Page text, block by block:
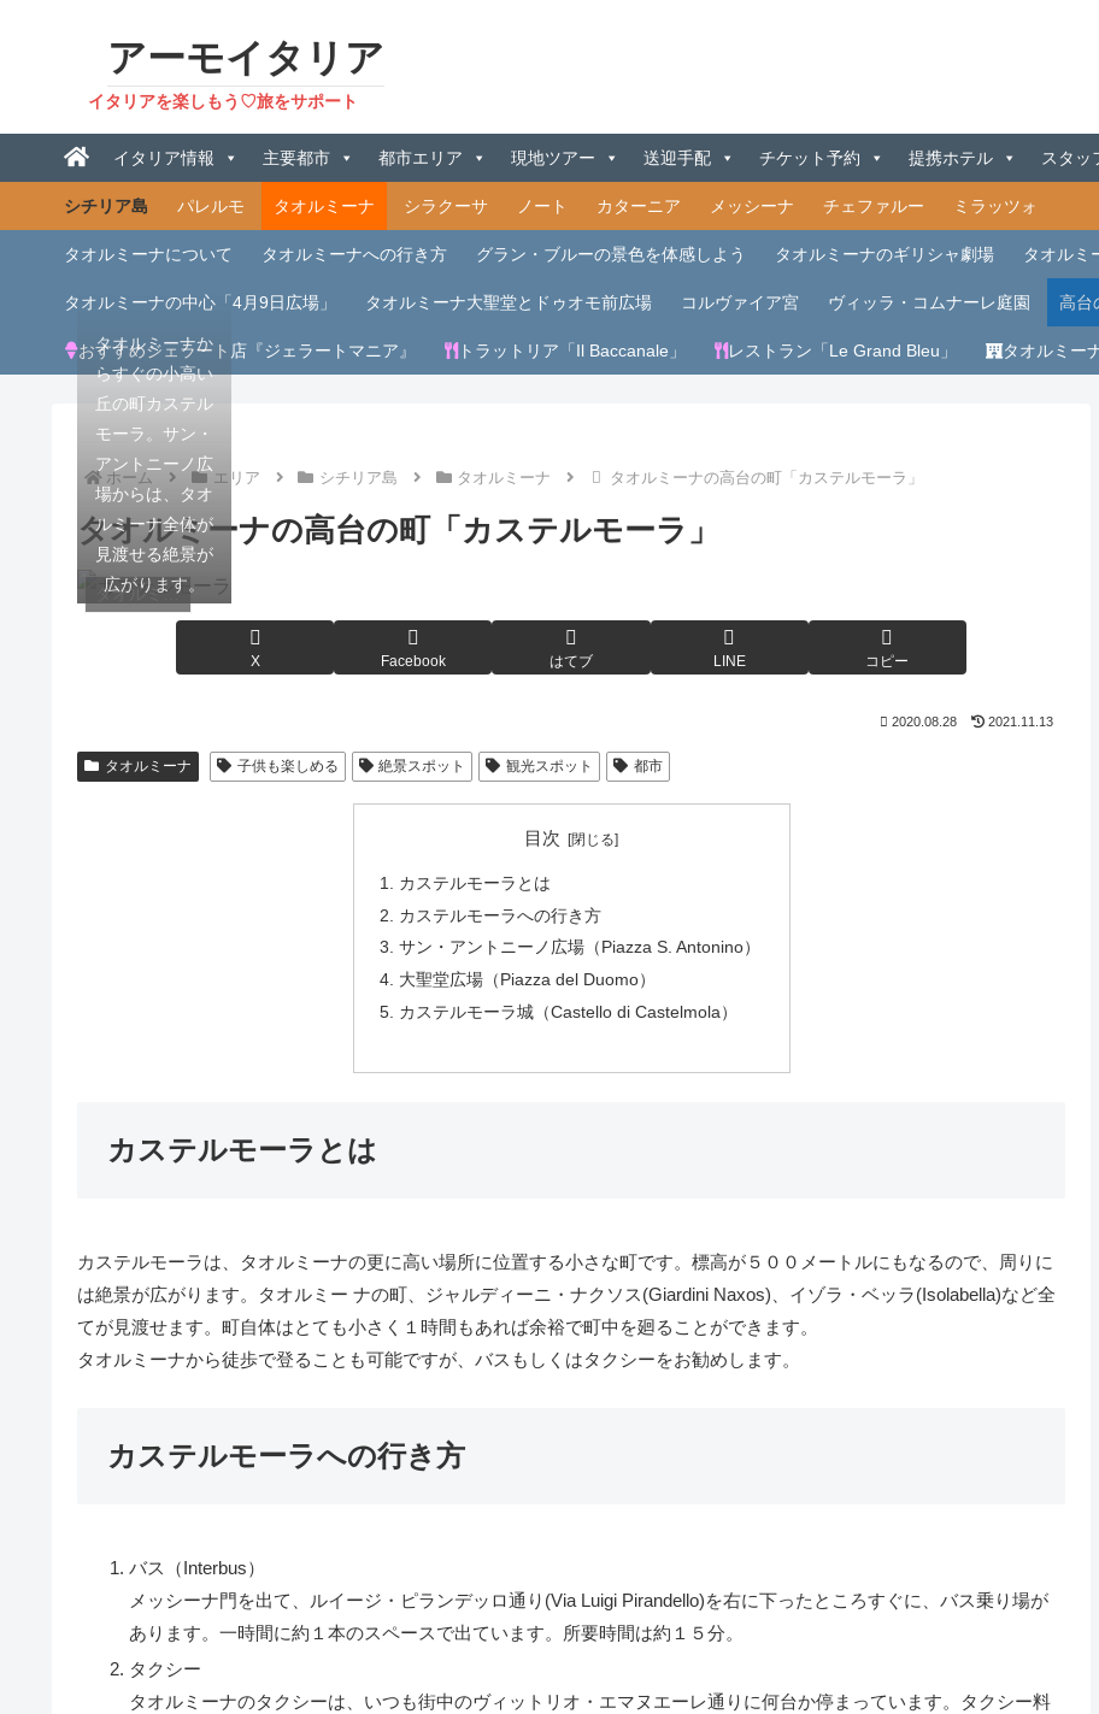
アーモイタリア
イタリアを楽しもう♡旅をサポート
イタリア情報 主要都市 都市エリア 現地ツアー 送迎手配 チケット予約 提携ホテル スタッ
シチリア島 パレルモ タオルミーナ シラクーサ ノート カターニア メッシーナ チェファルー ミラッツォ
タオルミーナについて タオルミーナへの行き方 グラン・ブルーの景色を体感しよう タオルミーナのギリシャ劇場 タオルミ
タオルミーナの中心「4月9日広場」 タオルミーナ大聖堂とドゥオモ前広場 コルヴァイア宮 ヴィッラ・コムナーレ庭園 高台
おすすめジェラート店『ジェラートマニア』 トラットリア「Il Baccanale」 レストラン「Le Grand Bleu」 タオルミー
ホーム エリア シチリア島 タオルミーナ タオルミーナの高台の町「カステルモーラ」
タオルミーナの高台の町「カステルモーラ」
タオルミーナ
タオルミーナか
らすぐの小高い
丘の町カステル
モーラ。サン・
アントニーノ広
場からは、タオ
ルミーナ全体が
見渡せる絶景が
広がります。
X Facebook はてブ LINE コピー
2020.08.28 2021.11.13
タオルミーナ 子供も楽しめる 絶景スポット 観光スポット 都市
目次
カステルモーラとは
カステルモーラへの行き方
サン・アントニーノ広場（Piazza S. Antonino）
大聖堂広場（Piazza del Duomo）
カステルモーラ城（Castello di Castelmola）
カステルモーラとは
カステルモーラは、タオルミーナの更に高い場所に位置する小さな町です。標高が５００メートルにもなるので、周りに
は絶景が広がります。タオルミー ナの町、ジャルディーニ・ナクソス(Giardini Naxos)、イゾラ・ベッラ(Isolabella)など全
てが見渡せます。町自体はとても小さく１時間もあれば余裕で町中を廻ることができます。
タオルミーナから徒歩で登ることも可能ですが、バスもしくはタクシーをお勧めします。
カステルモーラへの行き方
バス（Interbus）
メッシーナ門を出て、ルイージ・ピランデッロ通り(Via Luigi Pirandello)を右に下ったところすぐに、バス乗り場が
あります。一時間に約１本のスペースで出ています。所要時間は約１５分。
タクシー
タオルミーナのタクシーは、いつも街中のヴィットリオ・エマヌエーレ通りに何台か停まっています。タクシー料